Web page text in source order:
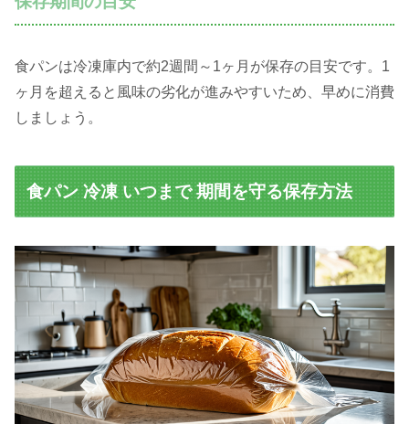
食パンは冷凍庫内で約2週間～1ヶ月が保存の目安です。1
ヶ月を超えると風味の劣化が進みやすいため、早めに消費
しましょう。
食パン 冷凍 いつまで 期間を守る保存方法